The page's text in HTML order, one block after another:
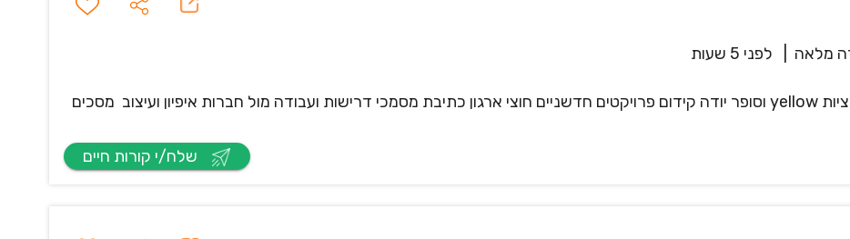
מלאה לפני 5 שעות
לקבוצת פז דרוש/ה מנהל/ת מוצר עבור אפליקציות yellow וסופר יודה קידום פרויקטים חדשניים חוצי ארגון כתיבת מסמכי דרישות ועבודה מול חברות איפיון ועיצוב מסכים